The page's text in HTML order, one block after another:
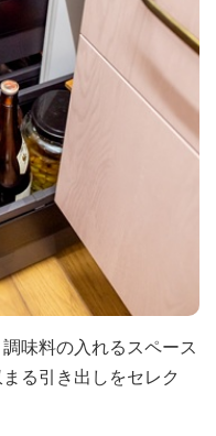
味料の入れるスペース
る引き出しをセレク